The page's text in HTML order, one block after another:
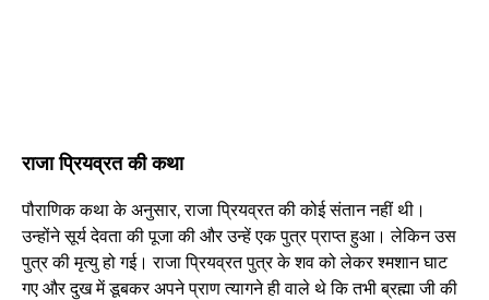
राजा प्रियव्रत की कथा
पौराणिक कथा के अनुसार, राजा प्रियव्रत की कोई संतान नहीं थी।
उन्होंने सूर्य देवता की पूजा की और उन्हें एक पुत्र प्राप्त हुआ। लेकिन उस
पुत्र की मृत्यु हो गई। राजा प्रियव्रत पुत्र के शव को लेकर श्मशान घाट
गए और दुख में डूबकर अपने प्राण त्यागने ही वाले थे कि तभी ब्रह्मा जी की